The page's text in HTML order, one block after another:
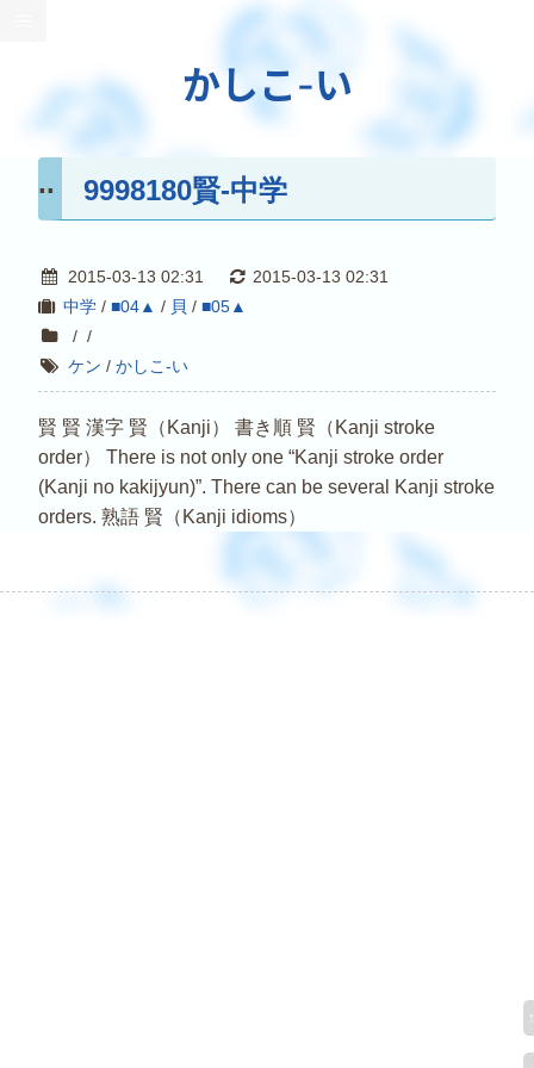
かしこ-い
9998180賢-中学
2015-03-13 02:31
2015-03-13 02:31
中学/ ■04▲ / 貝 / ■05▲
/ /
ケン /かしこ-い
賢 賢 漢字 賢（Kanji） 書き順 賢（Kanji stroke
order） There is not only one “Kanji stroke order
(Kanji no kakijyun)”. There can be several Kanji stroke
orders. 熟語 賢（Kanji idioms）
↑